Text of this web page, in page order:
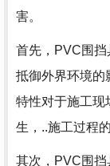
害。
首先，PVC围
抵御外界环境的
特性对于施工现
生，..施工过程
其次，PVC围